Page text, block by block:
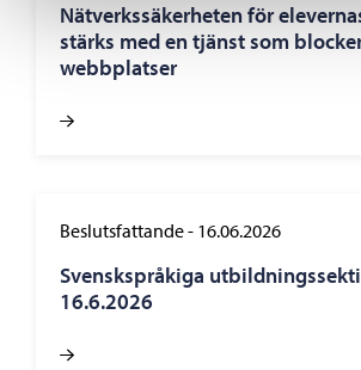
Nätverkssäkerheten för
stärks med en tjänst som
webbplatser
Beslutsfattande- 16.06.2026
Svenskspråkiga
16.6.2026